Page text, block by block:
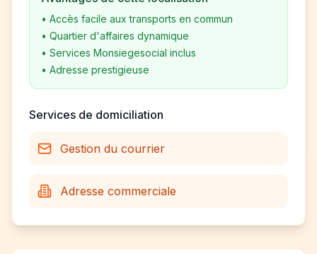
• Accès facile aux transports en commun
• Quartier d'affaires dynamique
• Services Monsiegesocial inclus
• Adresse prestigieuse
Services de domiciliation
Gestion du courrier
Adresse commerciale